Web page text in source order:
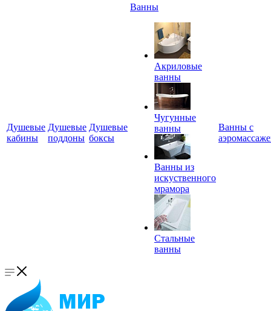
Душевые
кабины
Душевые
поддоны
Душевые
боксы
Ванны
Акриловые
ванны
Чугунные
ванны
Ванны из
искуственного
мрамора
Стальные
ванны
Ванны с